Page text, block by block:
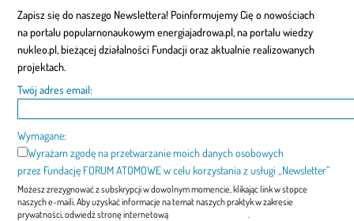
Zapisz się do naszego Newslettera! Poinformujemy Cię o nowościach
na portalu popularnonaukowym energiajadrowa.pl, na portalu wiedzy
nukleo.pl, bieżącej działalności Fundacji oraz aktualnie realizowanych
projektach.
Twój adres email:
Wymagane:
Wyrażam zgodę na przetwarzanie moich danych osobowych
przez Fundację FORUM ATOMOWE w celu korzystania z usługi „Newsletter”
Możesz zrezygnować z subskrypcji w dowolnym momencie, klikając link w stopce
naszych e-maili. Aby uzyskać informacje na temat naszych praktyk w zakresie
prywatności, odwiedź stronę internetową